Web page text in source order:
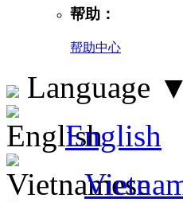
帮助：
帮助中心
Language ▼
English